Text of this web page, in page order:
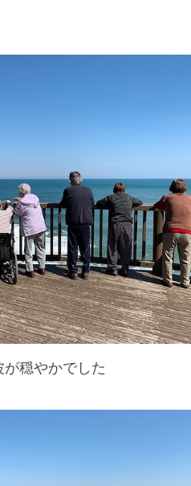
穏やかでした